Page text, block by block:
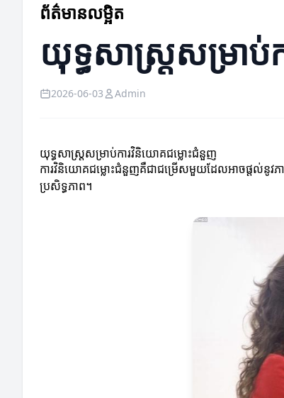
ព័ត៌មានលម្អិត
យុទ្ធសាស្ត្រសម្រា
2026-06-03 Admin
យុទ្ធសាស្ត្រសម្រាប់ការវិនិយោគជម្លោះជំនួញ
ការវិនិយោគជម្លោះជំនួញគឺជាជម្រើសមួយដែលអាចផ្តល់នូវភ
ប្រសិទ្ធភាព។